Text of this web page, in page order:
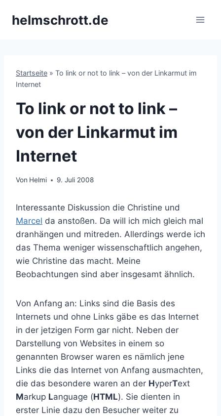
Inhalthelmschrott.de
Startseite » To link or not to link – von der Linkarmut im
Internet
To link or not to link –
von der Linkarmut im
Internet
Von Helmi 9. Juli 2008
Interessante Diskussion die Christine und
Marcel da anstoßen. Da will ich mich gleich mal
dranhängen und mitreden. Allerdings werde ich
das Thema weniger wissenschaftlich angehen,
wie Christine das macht. Meine
Beobachtungen sind aber insgesamt ähnlich.
Von Anfang an: Links sind die Basis des
Internets und ohne Links gäbe es das Internet
in der jetzigen Form gar nicht. Neben der
Darstellung von Websites in einem so
genannten Browser waren es nämlich jene
Links die das Internet von Anfang ausmachten,
die das besondere waren an der HyperText
Markup Language (HTML). Sie dienten in
erster Linie dazu den Besucher weiter zu